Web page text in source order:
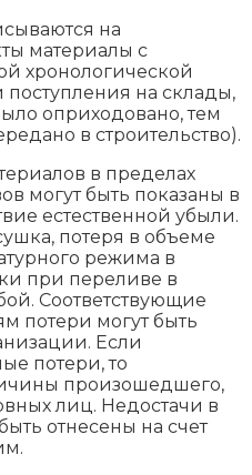
на
материалы с
хронологической
поступления на склады,
оприходовано, тем
в строительство).
в пределах
могут быть показаны в
естественной убыли.
потеря в объеме
режима в
при переливе в
Соответствующие
потери могут быть
Если
потери, то
произошедшего,
лиц. Недостачи в
отнесены на счет